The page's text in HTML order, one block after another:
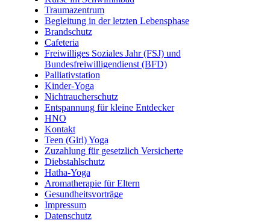
Traumazentrum
Begleitung in der letzten Lebensphase
Brandschutz
Cafeteria
Freiwilliges Soziales Jahr (FSJ) und
Bundesfreiwilligendienst (BFD)
Palliativstation
Kinder-Yoga
Nichtraucherschutz
Entspannung für kleine Entdecker
HNO
Kontakt
Teen (Girl) Yoga
Zuzahlung für gesetzlich Versicherte
Diebstahlschutz
Hatha-Yoga
Aromatherapie für Eltern
Gesundheitsvorträge
Impressum
Datenschutz